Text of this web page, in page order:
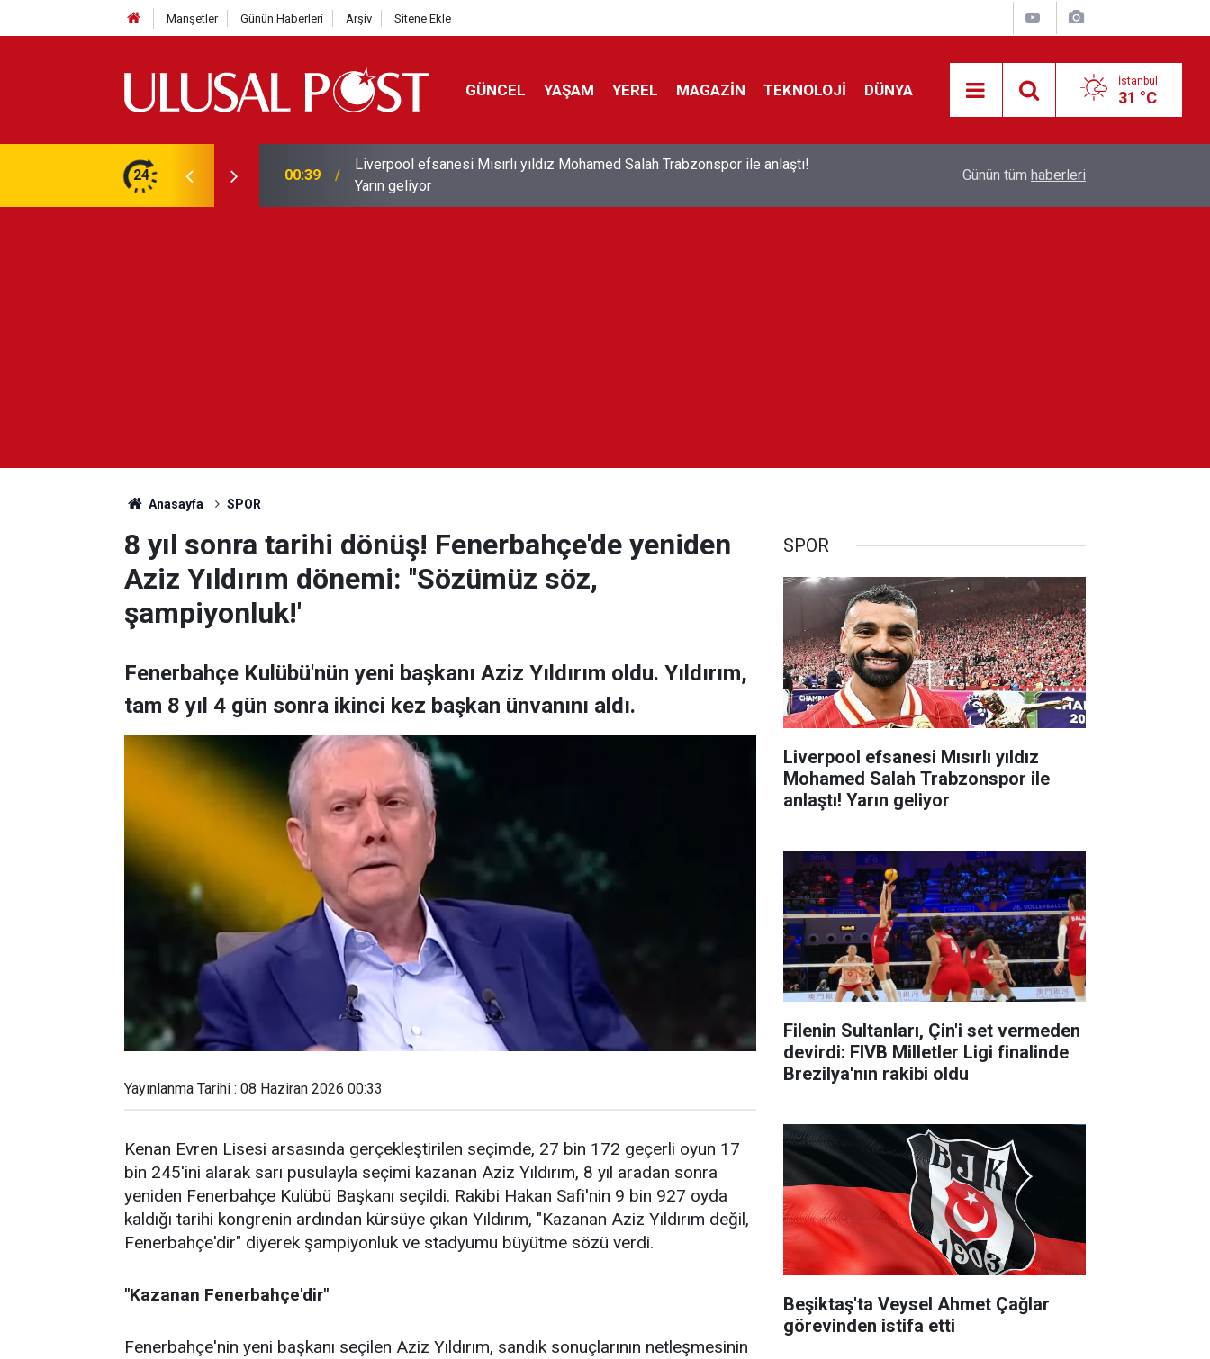
Manşetler Günün Haberleri Arşiv Sitene Ekle
GÜNCEL YAŞAM YEREL MAGAZİN TEKNOLOJİ DÜNYA İstanbul
31 °C
24 00:39
Liverpool efsanesi Mısırlı yıldız Mohamed Salah Trabzonspor ile anlaştı!
Yarın geliyor
Feridun Düzağaç sahnelere ara verdi: ''En az
Günün tüm haberleri
Anasayfa SPOR
8 yıl sonra tarihi dönüş! Fenerbahçe'de yeniden
Aziz Yıldırım dönemi: ''Sözümüz söz,
şampiyonluk!'
Fenerbahçe Kulübü'nün yeni başkanı Aziz Yıldırım oldu. Yıldırım,
tam 8 yıl 4 gün sonra ikinci kez başkan ünvanını aldı.
Yayınlanma Tarihi : 08 Haziran 2026 00:33
Kenan Evren Lisesi arsasında gerçekleştirilen seçimde, 27 bin 172 geçerli oyun 17
bin 245'ini alarak sarı pusulayla seçimi kazanan Aziz Yıldırım, 8 yıl aradan sonra
yeniden Fenerbahçe Kulübü Başkanı seçildi. Rakibi Hakan Safi'nin 9 bin 927 oyda
kaldığı tarihi kongrenin ardından kürsüye çıkan Yıldırım, "Kazanan Aziz Yıldırım değil,
Fenerbahçe'dir" diyerek şampiyonluk ve stadyumu büyütme sözü verdi.
"Kazanan Fenerbahçe'dir"
Fenerbahçe'nin yeni başkanı seçilen Aziz Yıldırım, sandık sonuçlarının netleşmesinin
SPOR
Liverpool efsanesi Mısırlı yıldız
Mohamed Salah Trabzonspor ile
anlaştı! Yarın geliyor
Filenin Sultanları, Çin'i set vermeden
devirdi: FIVB Milletler Ligi finalinde
Brezilya'nın rakibi oldu
Beşiktaş'ta Veysel Ahmet Çağlar
görevinden istifa etti